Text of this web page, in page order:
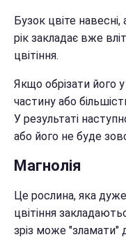
Бузок цвіте
рік закладає вже
цвітіння.
Якщо обрізати його
частину або
У результаті
або його не буде
Магнолія
Це рослина, яка
цвітіння
зріз може "зламати"